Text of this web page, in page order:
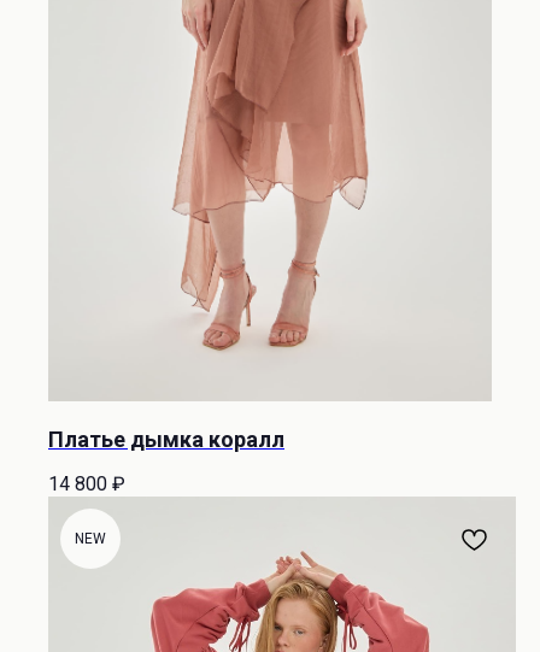
Платье дымка коралл
14 800 ₽
NEW